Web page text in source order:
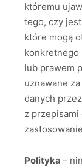
któremu
tego, czy
które mogą
konkretnego
lub prawem
uznawane
danych
z przepisami
Polityka –